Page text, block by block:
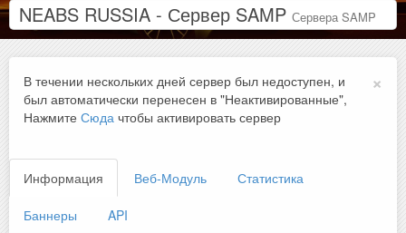
NEABS RUSSIA - Сервер SAMP Сервера SAMP
×
В течении нескольких дней сервер был недоступен, и
был автоматически перенесен в "Неактивированные",
Нажмите Сюда чтобы активировать сервер
Информация Веб-Модуль Статистика
Баннеры API